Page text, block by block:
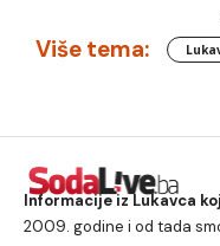
Više tema:
Informacije iz Lukavca
2009. godine i od tada